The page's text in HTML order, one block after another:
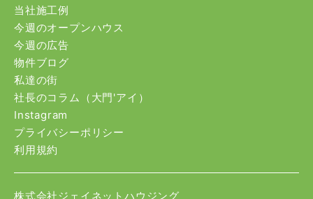
当社施工例
今週のオープンハウス
今週の広告
物件ブログ
私達の街
社長のコラム（大門'アイ）
Instagram
プライバシーポリシー
利用規約
株式会社ジェイネットハウジング